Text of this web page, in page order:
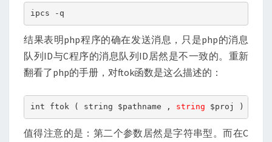
ipcs -q
结果表明php程序的确在发送消息，只是php的消息
队列ID与C程序的消息队列ID居然是不一致的。重新
翻看了php的手册，对ftok函数是这么描述的：
int ftok ( string $pathname , string $proj )
值得注意的是：第二个参数居然是字符串型。而在C